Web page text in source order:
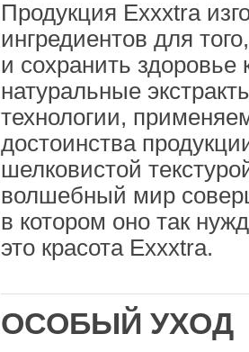
Продукция Exxxtra
ингредиентов для
и сохранить
натуральные
технологии,
достоинства
шелковистой
волшебный мир
в котором оно так
это красота Exxxtra.
ОСОБЫЙ УХОД